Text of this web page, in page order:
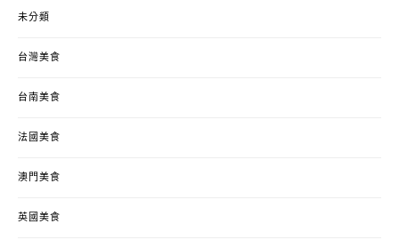
未分類
台灣美食
台南美食
法國美食
澳門美食
英國美食